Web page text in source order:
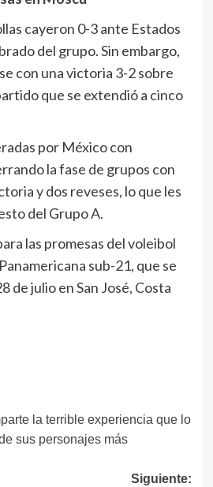
cayeron 0-3 ante Estados
del grupo. Sin embargo,
con una victoria 3-2 sobre
que se extendió a cinco
por México con
la fase de grupos con
y dos reveses, lo que les
del Grupo A.
las promesas del voleibol
sub-21, que se
de julio en San José, Costa
la terrible experiencia que lo
sus personajes más
Siguiente: